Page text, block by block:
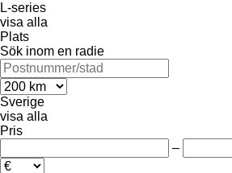
L-series
visa alla
Plats
Sök inom en radie
Sverige
visa alla
Pris
–